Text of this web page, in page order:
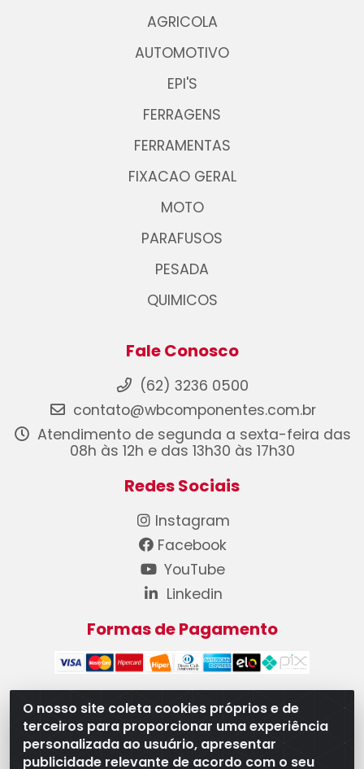
O nosso site coleta cookies próprios e de
terceiros para proporcionar uma experiência
personalizada ao usuário, apresentar
publicidade relevante de acordo com o seu
AGRICOLA
AUTOMOTIVO
EPI'S
FERRAGENS
FERRAMENTAS
FIXACAO GERAL
MOTO
PARAFUSOS
PESADA
QUIMICOS
Fale Conosco
(62) 3236 0500
contato@wbcomponentes.com.br
Atendimento de segunda a sexta-feira das
08h às 12h e das 13h30 às 17h30
Redes Sociais
Instagram
Facebook
YouTube
Linkedin
Formas de Pagamento
WB Componentes Automotivos LTDA - CNPJ
08.528.393/0001-12 - Rua do Níquel, 667 - Parque
Oeste Industrial, Goiânia/GO - CEP 74375-660